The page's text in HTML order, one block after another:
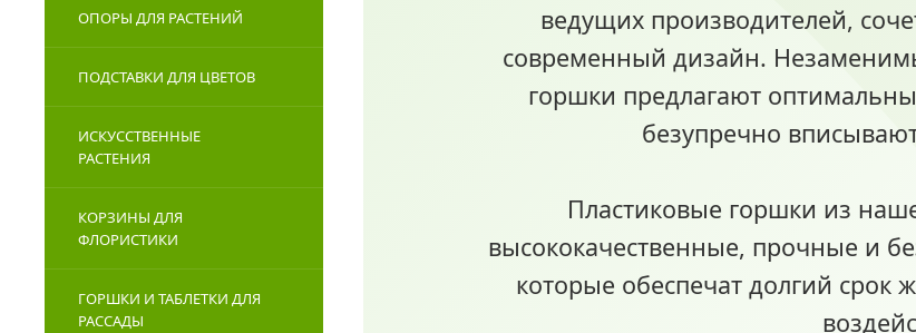
ОПОРЫ ДЛЯ РАСТЕНИЙ
ПОДСТАВКИ ДЛЯ ЦВЕТОВ
ИСКУССТВЕННЫЕ
РАСТЕНИЯ
КОРЗИНЫ ДЛЯ
ФЛОРИСТИКИ
ГОРШКИ И ТАБЛЕТКИ ДЛЯ
РАССАДЫ
ведущих производителей,
современный дизайн.
горшки предлагают
безупречно
Пластиковые горшки из
высококачественные, прочные и
которые обеспечат долгий